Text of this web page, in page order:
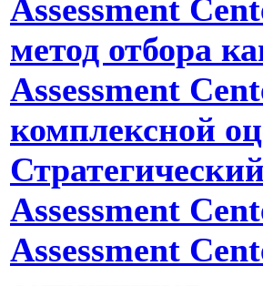
Assessment
метод отбора
Assessment
комплексной
Assessment
Assessment